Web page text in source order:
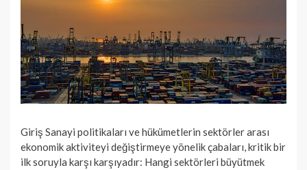
Giriş Sanayi politikaları ve hükümetlerin sektörler arası
ekonomik aktiviteyi değiştirmeye yönelik çabaları, kritik bir
ilk soruyla karşı karşıyadır: Hangi sektörleri büyütmek